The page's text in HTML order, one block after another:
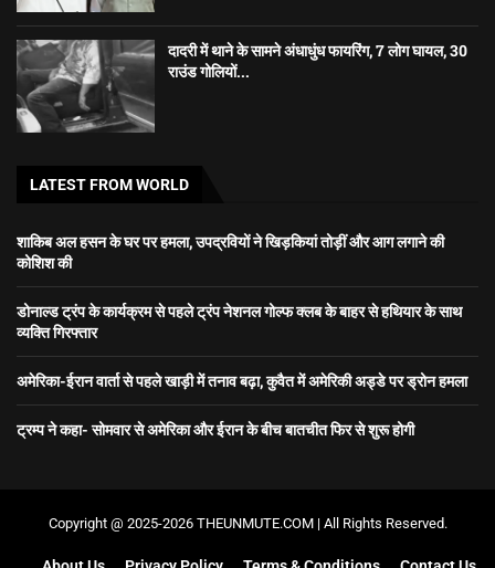
दादरी में थाने के सामने अंधाधुंध फायरिंग, 7 लोग घायल, 30
राउंड गोलियों...
LATEST FROM WORLD
शाकिब अल हसन के घर पर हमला, उपद्रवियों ने खिड़कियां तोड़ीं और आग लगाने की
कोशिश की
डोनाल्ड ट्रंप के कार्यक्रम से पहले ट्रंप नेशनल गोल्फ क्लब के बाहर से हथियार के साथ
व्यक्ति गिरफ्तार
अमेरिका-ईरान वार्ता से पहले खाड़ी में तनाव बढ़ा, कुवैत में अमेरिकी अड्डे पर ड्रोन हमला
ट्रम्प ने कहा- सोमवार से अमेरिका और ईरान के बीच बातचीत फिर से शुरू होगी
Copyright @ 2025-2026 THEUNMUTE.COM | All Rights Reserved.